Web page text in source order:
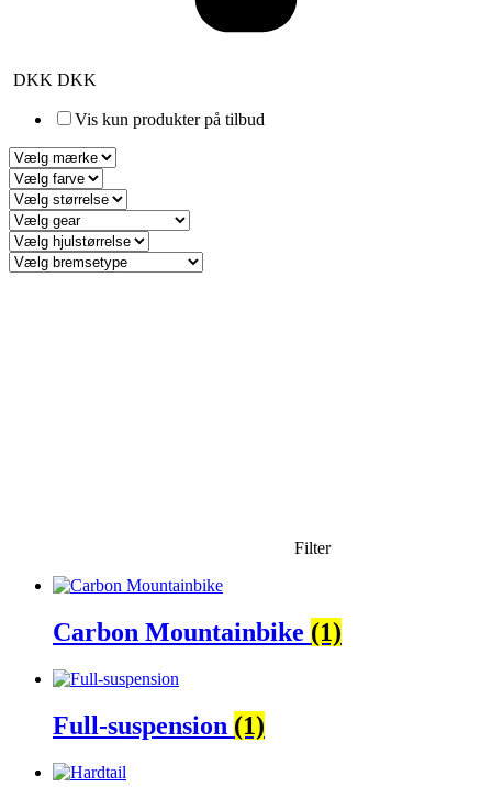
DKK DKK
Vis kun produkter på tilbud
Filter
Carbon Mountainbike (1)
Full-suspension (1)